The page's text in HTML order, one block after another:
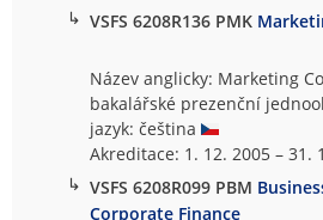
↳ VSFS 6208R136 PMK
Název anglicky: Marketing
bakalářské prezenční
jazyk: čeština
Akreditace: 1. 12. 2005 – 31.
↳ VSFS 6208R099 PBM
Corporate Finance